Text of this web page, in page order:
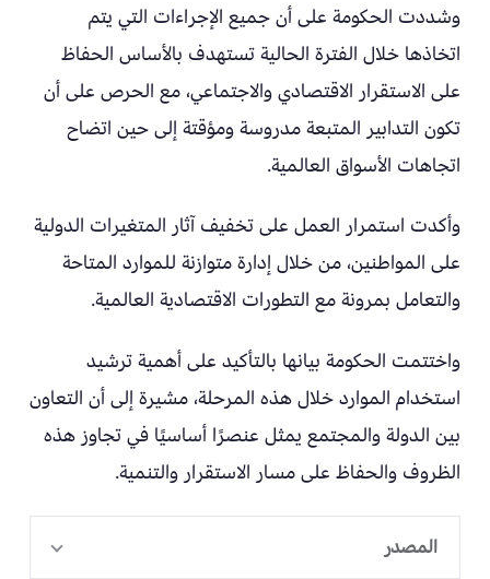
وشددت الحكومة على أن جميع الإجراءات التي يتم
اتخاذها خلال الفترة الحالية تستهدف بالأساس الحفاظ
على الاستقرار الاقتصادي والاجتماعي، مع الحرص على أن
تكون التدابير المتبعة مدروسة ومؤقتة إلى حين اتضاح
اتجاهات الأسواق العالمية.
وأكدت استمرار العمل على تخفيف آثار المتغيرات الدولية
على المواطنين، من خلال إدارة متوازنة للموارد المتاحة
والتعامل بمرونة مع التطورات الاقتصادية العالمية.
واختتمت الحكومة بيانها بالتأكيد على أهمية ترشيد
استخدام الموارد خلال هذه المرحلة، مشيرة إلى أن التعاون
بين الدولة والمجتمع يمثل عنصرًا أساسيًا في تجاوز هذه
الظروف والحفاظ على مسار الاستقرار والتنمية.
المصدر